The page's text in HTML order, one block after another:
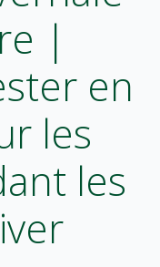
|
en
les
les